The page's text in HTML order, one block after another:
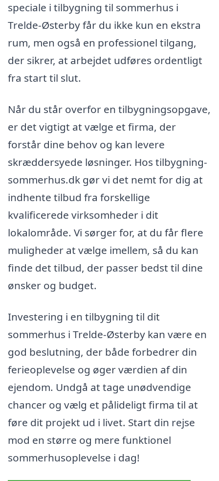
speciale i tilbygning til sommerhus i
Trelde-Østerby får du ikke kun en ekstra
rum, men også en professionel tilgang,
der sikrer, at arbejdet udføres ordentligt
fra start til slut.
Når du står overfor en tilbygningsopgave,
er det vigtigt at vælge et firma, der
forstår dine behov og kan levere
skræddersyede løsninger. Hos tilbygning-
sommerhus.dk gør vi det nemt for dig at
indhente tilbud fra forskellige
kvalificerede virksomheder i dit
lokalområde. Vi sørger for, at du får flere
muligheder at vælge imellem, så du kan
finde det tilbud, der passer bedst til dine
ønsker og budget.
Investering i en tilbygning til dit
sommerhus i Trelde-Østerby kan være en
god beslutning, der både forbedrer din
ferieoplevelse og øger værdien af din
ejendom. Undgå at tage unødvendige
chancer og vælg et pålideligt firma til at
føre dit projekt ud i livet. Start din rejse
mod en større og mere funktionel
sommerhusoplevelse i dag!